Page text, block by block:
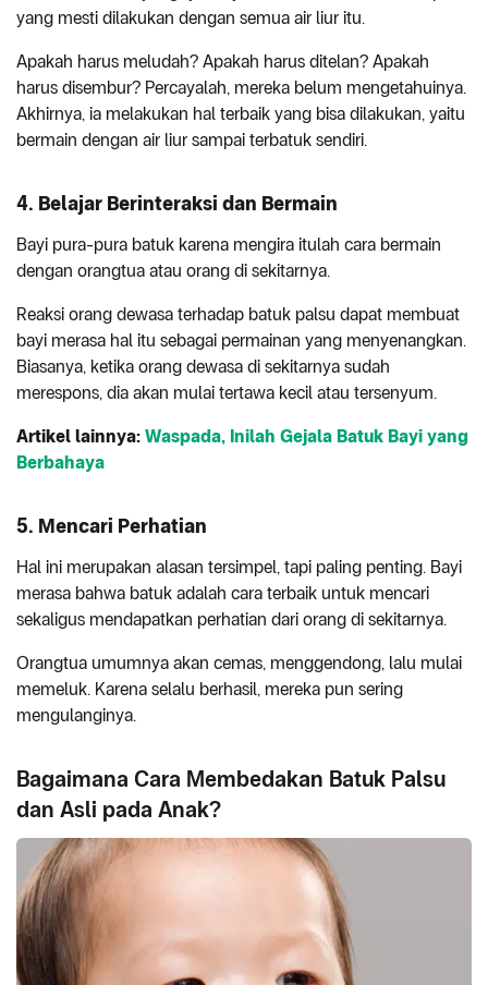
yang mesti dilakukan dengan semua air liur itu.
Apakah harus meludah? Apakah harus ditelan? Apakah
harus disembur? Percayalah, mereka belum mengetahuinya.
Akhirnya, ia melakukan hal terbaik yang bisa dilakukan, yaitu
bermain dengan air liur sampai terbatuk sendiri.
4. Belajar Berinteraksi dan Bermain
Bayi pura-pura batuk karena mengira itulah cara bermain
dengan orangtua atau orang di sekitarnya.
Reaksi orang dewasa terhadap batuk palsu dapat membuat
bayi merasa hal itu sebagai permainan yang menyenangkan.
Biasanya, ketika orang dewasa di sekitarnya sudah
merespons, dia akan mulai tertawa kecil atau tersenyum.
Artikel lainnya: Waspada, Inilah Gejala Batuk Bayi yang
Berbahaya
5. Mencari Perhatian
Hal ini merupakan alasan tersimpel, tapi paling penting. Bayi
merasa bahwa batuk adalah cara terbaik untuk mencari
sekaligus mendapatkan perhatian dari orang di sekitarnya.
Orangtua umumnya akan cemas, menggendong, lalu mulai
memeluk. Karena selalu berhasil, mereka pun sering
mengulanginya.
Bagaimana Cara Membedakan Batuk Palsu
dan Asli pada Anak?